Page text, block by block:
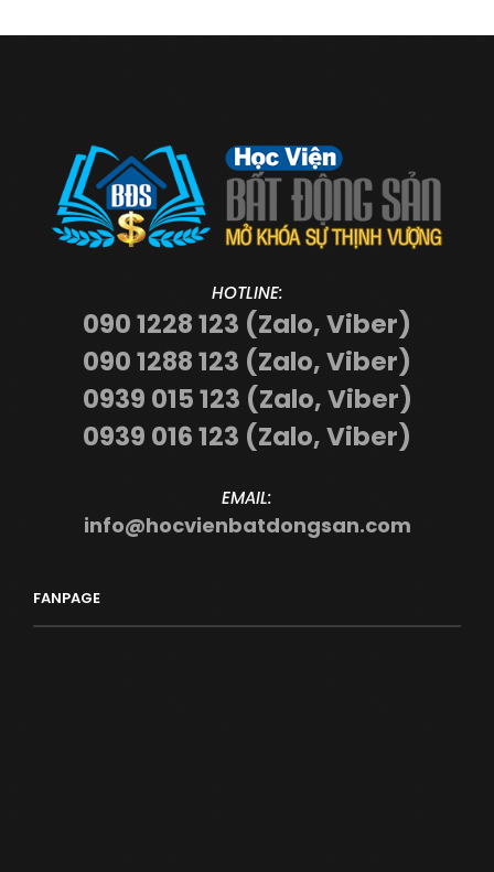
HOTLINE:
090 1228 123 (Zalo, Viber)
090 1288 123 (Zalo, Viber)
0939 015 123 (Zalo, Viber)
0939 016 123 (Zalo, Viber)
EMAIL:
info@hocvienbatdongsan.com
FANPAGE